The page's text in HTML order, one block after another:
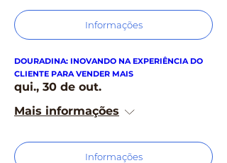
Informações
DOURADINA: INOVANDO NA EXPERIÊNCIA DO
CLIENTE PARA VENDER MAIS
qui., 30 de out.
Mais informações
Informações